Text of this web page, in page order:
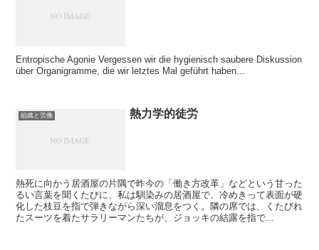
Entropische Agonie Vergessen wir die hygienisch saubere Diskussion
über Organigramme, die wir letztes Mal geführt haben...
組織と労働 熱力学的徒労
熱死に向かう居酒屋の片隅で昨今の「働き方改革」などという甘った
るい言葉を聞くたびに、私は馴染みの居酒屋で、冷めきって表面が硬
化した枝豆を指で弾きながら深い溜息をつく。隣の席では、くたびれ
たスーツを着たサラリーマンたちが、ジョッキの結露を指で...